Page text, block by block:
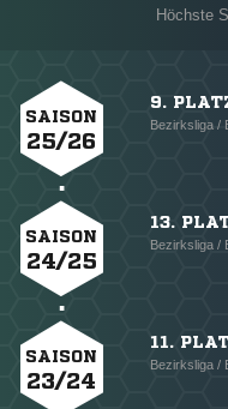
Höchste
SAISON
25/26
9.
Bezirksliga /
SAISON
24/25
13.
Bezirksliga /
SAISON
23/24
11.
Bezirksliga /